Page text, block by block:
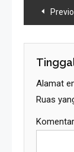
Pos
Alamat
Ruas
Komentar